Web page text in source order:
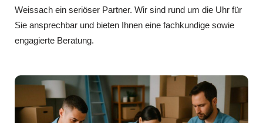
Weissach ein seriöser Partner. Wir sind rund um die Uhr für
Sie ansprechbar und bieten Ihnen eine fachkundige sowie
engagierte Beratung.